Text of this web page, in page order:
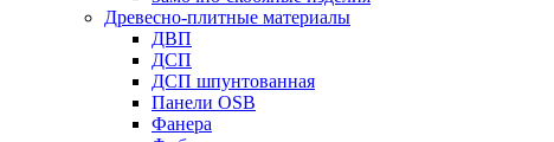
Древесно-плитные материалы
ДВП
ДСП
ДСП шпунтованная
Панели OSB
Фанера